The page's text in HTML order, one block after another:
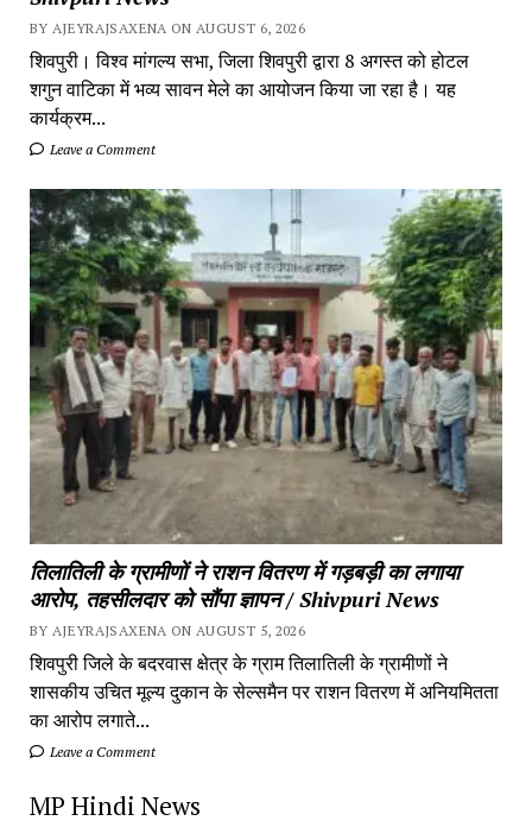
BY AJEYRAJSAXENA ON AUGUST 6, 2026
शिवपुरी। विश्व मांगल्य सभा, जिला शिवपुरी द्वारा 8 अगस्त को होटल
शगुन वाटिका में भव्य सावन मेले का आयोजन किया जा रहा है। यह
कार्यक्रम...
Leave a Comment
तिलातिली के ग्रामीणों ने राशन वितरण में गड़बड़ी का लगाया
आरोप, तहसीलदार को सौंपा ज्ञापन / Shivpuri News
BY AJEYRAJSAXENA ON AUGUST 5, 2026
शिवपुरी जिले के बदरवास क्षेत्र के ग्राम तिलातिली के ग्रामीणों ने
शासकीय उचित मूल्य दुकान के सेल्समैन पर राशन वितरण में अनियमितता
का आरोप लगाते...
Leave a Comment
MP Hindi News